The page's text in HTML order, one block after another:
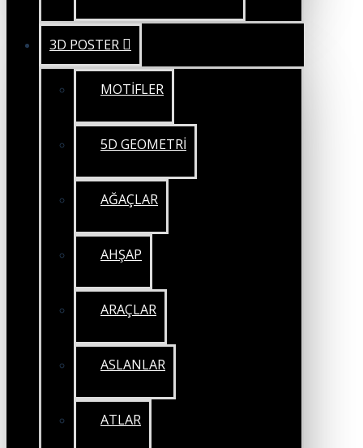
3D POSTER
MOTİFLER
5D GEOMETRİ
AĞAÇLAR
AHŞAP
ARAÇLAR
ASLANLAR
ATLAR